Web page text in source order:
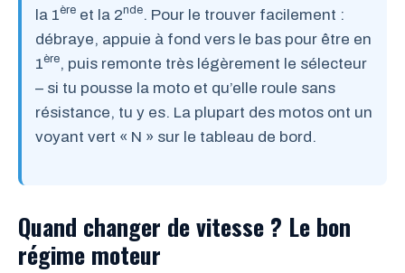
la 1ère et la 2nde. Pour le trouver facilement :
débraye, appuie à fond vers le bas pour être en
1ère, puis remonte très légèrement le sélecteur
– si tu pousse la moto et qu’elle roule sans
résistance, tu y es. La plupart des motos ont un
voyant vert « N » sur le tableau de bord.
Quand changer de vitesse ? Le bon
régime moteur